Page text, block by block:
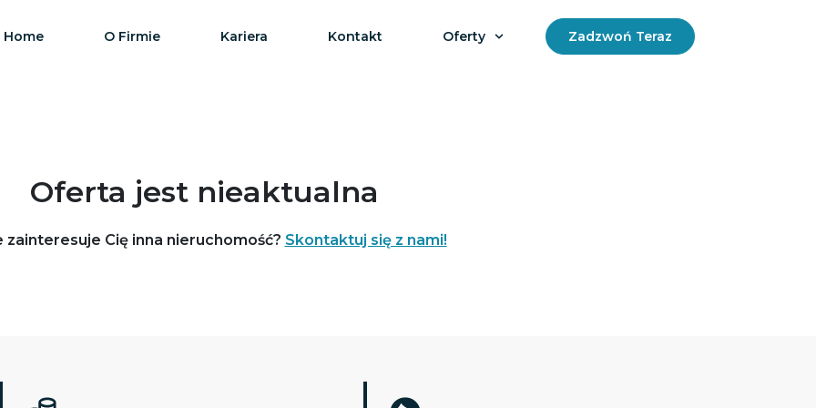
Home O Firmie Kariera Kontakt Oferty Zadzwoń Teraz
Oferta jest nieaktualna
zainteresuje Cię inna nieruchomość? Skontaktuj się z nami!